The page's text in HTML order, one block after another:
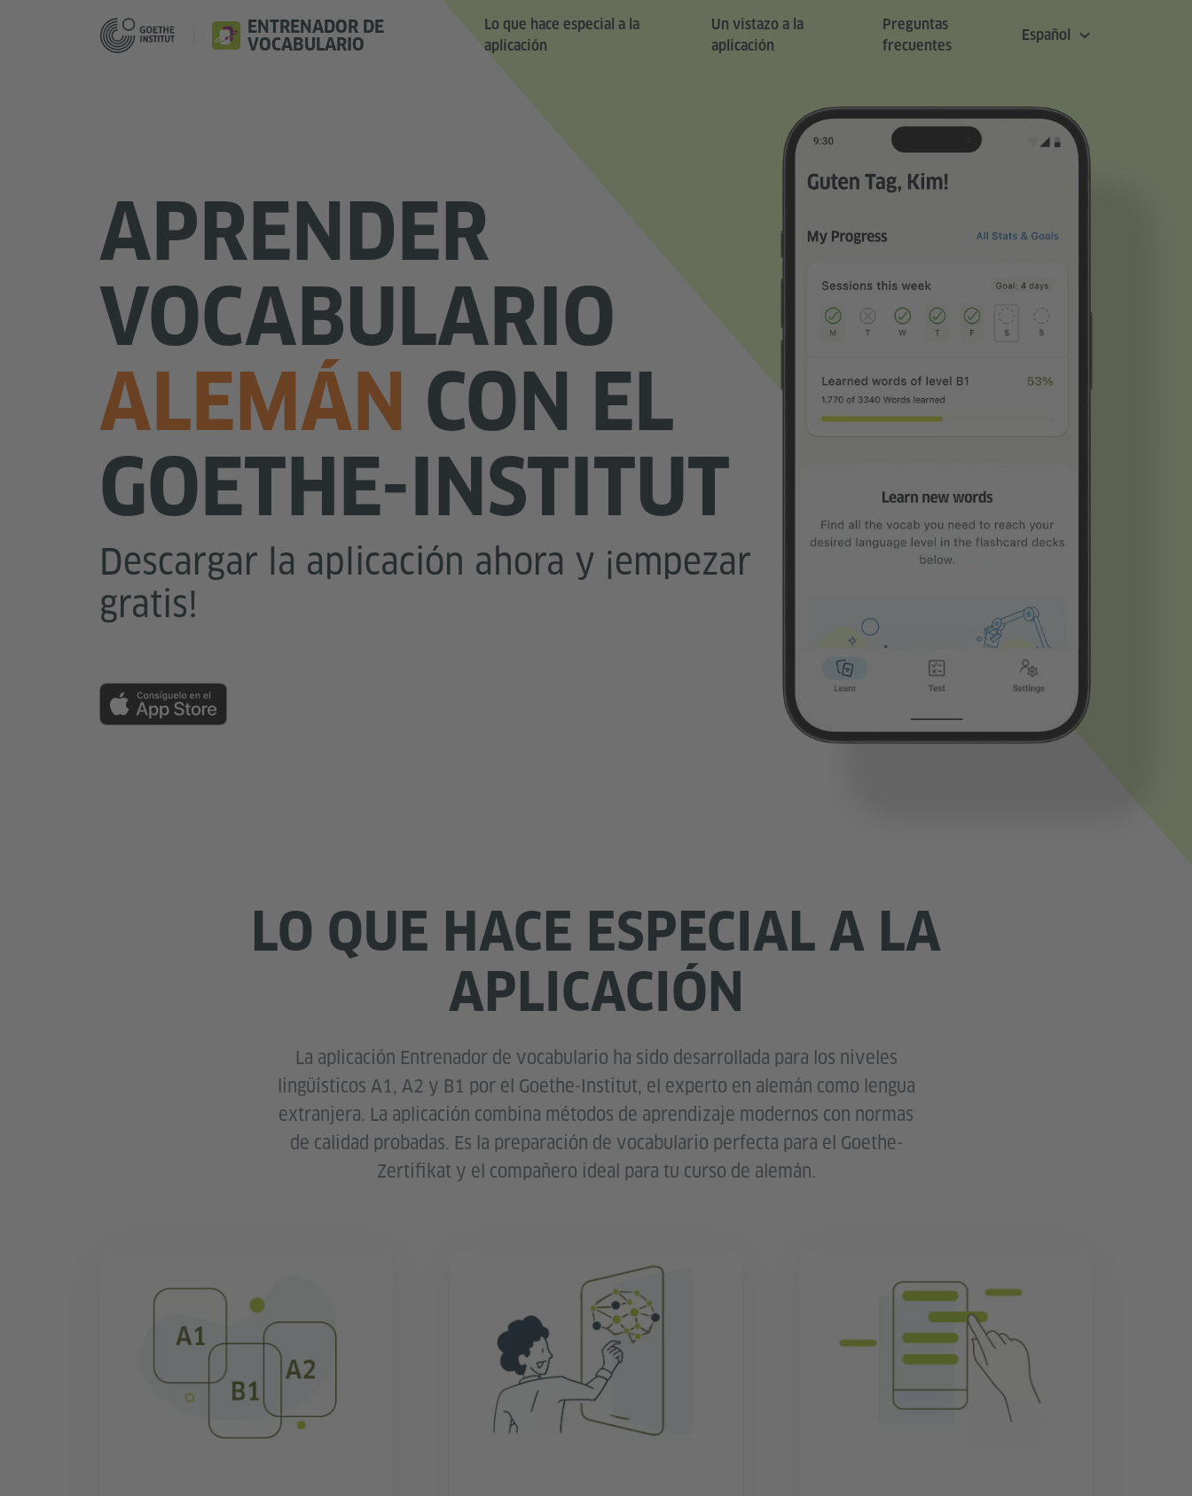
ENTRENADOR DE
VOCABULARIO
Lo que hace especial a la
aplicación
Un vistazo a la
aplicación
Preguntas
frecuentes
Español
APRENDER
VOCABULARIO
ALEMÁN CON EL
GOETHE-INSTITUT
Descargar la aplicación ahora y ¡empezar
gratis!
LO QUE HACE ESPECIAL A LA
APLICACIÓN
La aplicación Entrenador de vocabulario ha sido desarrollada para los niveles
lingüísticos A1, A2 y B1 por el Goethe-Institut, el experto en alemán como lengua
extranjera. La aplicación combina métodos de aprendizaje modernos con normas
de calidad probadas. Es la preparación de vocabulario perfecta para el Goethe-
Zertifikat y el compañero ideal para tu curso de alemán.